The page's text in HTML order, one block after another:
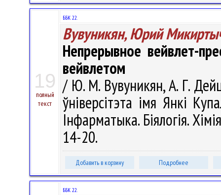
19
полный
текст
ББК 22.
Вувуникян, Юрий
Непрерывное вейвлет-
вейвлетом
/ Ю. М. Вувуникян, А. Г.
ўніверсітэта імя Янкі
Інфарматыка. Біялогія.
14-20.
Добавить в корзину Подробнее
ББК 22.